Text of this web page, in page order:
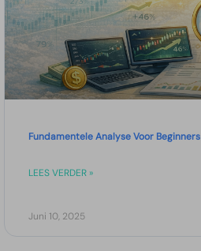
Fundamentele Analyse Voor Beginners
LEES VERDER »
Juni 10, 2025